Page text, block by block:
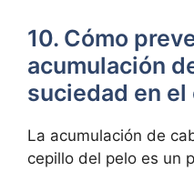
10. Cómo
acumulación
suciedad en
La acumulación de
cepillo del pelo es un